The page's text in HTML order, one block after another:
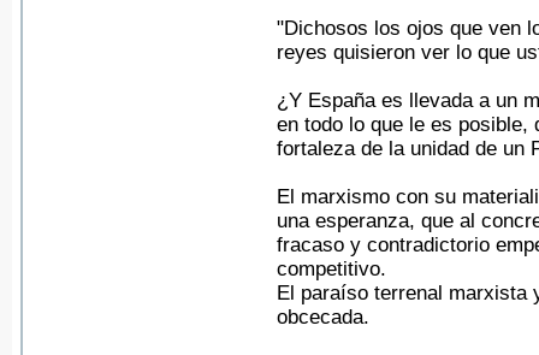
"Dichosos los ojos que ven
reyes quisieron ver lo que
¿Y España es llevada a un
en todo lo que le es posible,
fortaleza de la unidad de un
El marxismo con su
una esperanza, que al
fracaso y contradictorio
competitivo.
El paraíso terrenal marxista
obcecada.